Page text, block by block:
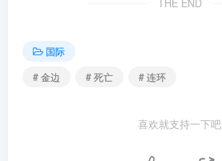
THE END
国际
# 金边
# 死亡 # 连环
喜欢就支持一下吧